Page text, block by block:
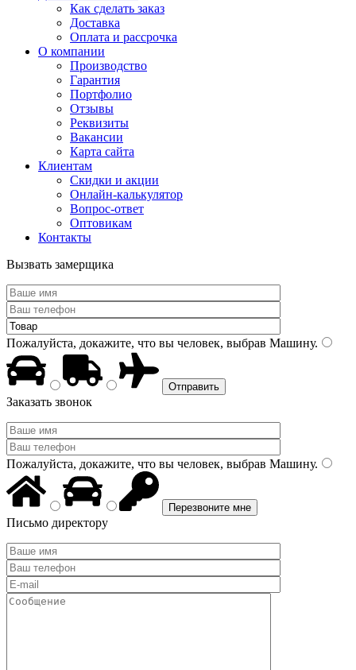
Как сделать заказ
Доставка
Оплата и рассрочка
О компании
Производство
Гарантия
Портфолио
Отзывы
Реквизиты
Вакансии
Карта сайта
Клиентам
Скидки и акции
Онлайн-калькулятор
Вопрос-ответ
Оптовикам
Контакты
Вызвать замерщика
Пожалуйста, докажите, что вы человек, выбрав Машину.
Заказать звонок
Пожалуйста, докажите, что вы человек, выбрав Машину.
Письмо директору